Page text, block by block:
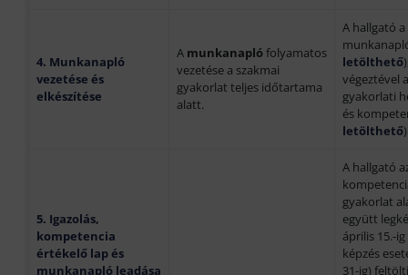
4. Munkanapló
vezetése és
elkészítése
A munkanaplófolyamatos
vezetése a szakmai
gyakorlat teljes időtartama
alatt.
A hallgató
letölthető
végeztével
gyakorlati
és
letölthető
5. Igazolás,
kompetencia
értékelő lap és
munkanapló leadása
A hallgató
gyakorlat
együtt
április 15.-
képzés
31-ig)